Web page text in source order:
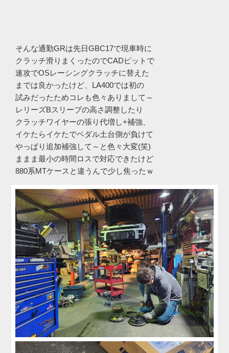
そんな通勤GRは先日GBC17で現車時に
クラッチ滑りまくったのでCADピットで
速攻でOSレーシングクラッチに替えた
までは良かったけど、LA400では初の
試みだったためコレも色々ありまして～
レリーズBスリーブの高さ調整したり
クラッチワイヤーの張り代増し+補強、
イケたらイケたでペダル土台側が負けて
やっぱり追加補強して～と色々大変(笑)
ままま最小の時間ロスで対応できたけど
880系MTケースと違うんで少し焦ったｗ